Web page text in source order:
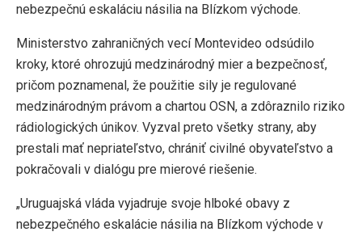
nebezpečnú eskaláciu násilia na Blízkom východe.
Ministerstvo zahraničných vecí Montevideo odsúdilo
kroky, ktoré ohrozujú medzinárodný mier a bezpečnosť,
pričom poznamenal, že použitie sily je regulované
medzinárodným právom a chartou OSN, a zdôraznilo riziko
rádiologických únikov. Vyzval preto všetky strany, aby
prestali mať nepriateľstvo, chrániť civilné obyvateľstvo a
pokračovali v dialógu pre mierové riešenie.
„Uruguajská vláda vyjadruje svoje hlboké obavy z
nebezpečného eskalácie násilia na Blízkom východe v